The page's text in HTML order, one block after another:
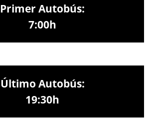
Primer Autobús:
7:00h
Último Autobús:
19:30h